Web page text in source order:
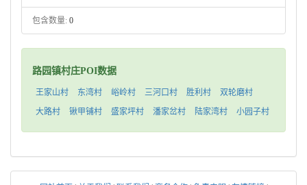
包含数量: 0
路园镇村庄POI数据
王家山村 东湾村 峪岭村 三河口村 胜利村
双轮磨村
大路村
锹甲铺村 盛家坪村 潘家岔村 陆家湾村 小园子村